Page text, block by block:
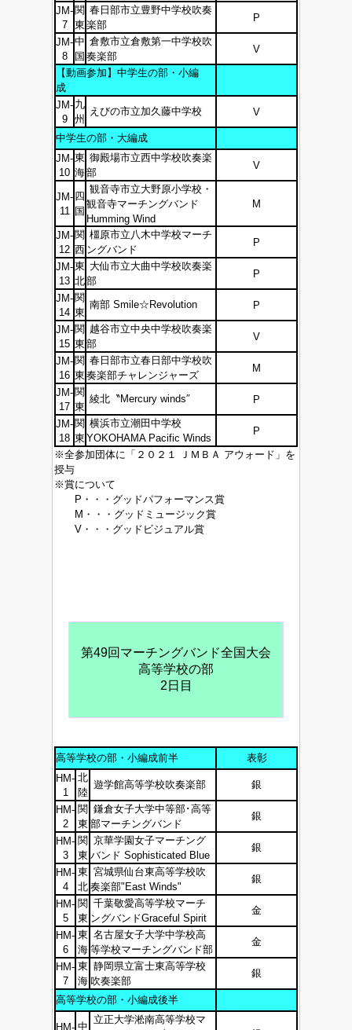
JM-
7
関
東
春日部市立豊野中学校吹奏
楽部
P
JM-
8
中
国
倉敷市立倉敷第一中学校吹
奏楽部
V
【動画参加】中学生の部・小編
成
JM-
9
九
州
えびの市立加久藤中学校 V
中学生の部・大編成
JM-
10
東
海
御殿場市立西中学校吹奏楽
部
V
JM-
11
四
国
観音寺市立大野原小学校・
観音寺マーチングバンド
Humming Wind
M
JM-
12
関
西
橿原市立八木中学校マーチ
ングバンド
P
JM-
13
東
北
大仙市立大曲中学校吹奏楽
部
P
JM-
14
関
東
南部 Smile☆Revolution P
JM-
15
関
東
越谷市立中央中学校吹奏楽
部
V
JM-
16
関
東
春日部市立春日部中学校吹
奏楽部チャレンジャーズ
M
JM-
17
関
東
綾北〝Mercury winds″ P
JM-
18
関
東
横浜市立潮田中学校
YOKOHAMA Pacific Winds
P
※全参加団体に「２０２１ ＪＭＢＡ アウォード」を
授与
※賞について
P・・・グッドパフォーマンス賞
M・・・グッドミュージック賞
V・・・グッドビジュアル賞
第49回マーチングバンド全国大会
高等学校の部
2日目
高等学校の部・小編成前半
表彰
HM-
1
北
陸
遊学館高等学校吹奏楽部 銀
HM-
2
関
東
鎌倉女子大学中等部･高等
部マーチングバンド
銀
HM-
3
関
東
京華学園女子マーチング
バンド Sophisticated Blue
銀
HM-
4
東
北
宮城県仙台東高等学校吹
奏楽部"East Winds"
銀
HM-
5
関
東
千葉敬愛高等学校マーチ
ングバンドGraceful Spirit
金
HM-
6
東
海
名古屋女子大学中学校高
等学校マーチングバンド部
金
HM-
7
東
海
静岡県立富士東高等学校
吹奏楽部
銀
高等学校の部・小編成後半
HM- 中
立正大学淞南高等学校マ